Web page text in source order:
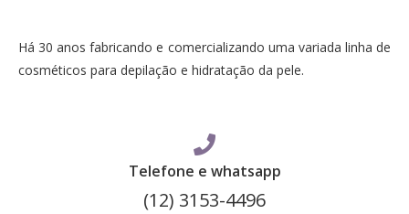
Há 30 anos fabricando e comercializando uma variada linha de
cosméticos para depilação e hidratação da pele.
Telefone e whatsapp
(12) 3153-4496